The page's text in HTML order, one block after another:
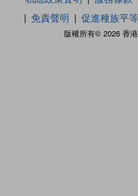
版權所有© 2026 香
免責聲明
促進種族平